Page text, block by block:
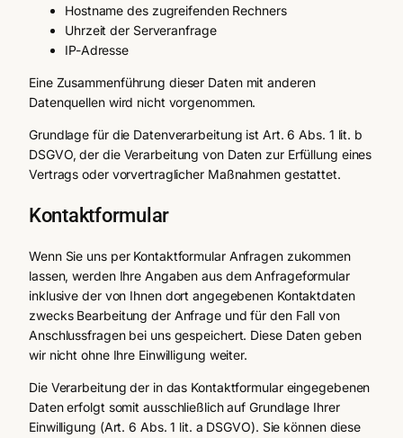
Hostname des zugreifenden Rechners
Uhrzeit der Serveranfrage
IP-Adresse
Eine Zusammenführung dieser Daten mit anderen
Datenquellen wird nicht vorgenommen.
Grundlage für die Datenverarbeitung ist Art. 6 Abs. 1 lit. b
DSGVO, der die Verarbeitung von Daten zur Erfüllung eines
Vertrags oder vorvertraglicher Maßnahmen gestattet.
Kontaktformular
Wenn Sie uns per Kontaktformular Anfragen zukommen
lassen, werden Ihre Angaben aus dem Anfrageformular
inklusive der von Ihnen dort angegebenen Kontaktdaten
zwecks Bearbeitung der Anfrage und für den Fall von
Anschlussfragen bei uns gespeichert. Diese Daten geben
wir nicht ohne Ihre Einwilligung weiter.
Die Verarbeitung der in das Kontaktformular eingegebenen
Daten erfolgt somit ausschließlich auf Grundlage Ihrer
Einwilligung (Art. 6 Abs. 1 lit. a DSGVO). Sie können diese